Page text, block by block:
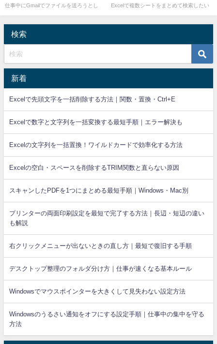
手順
仕事中にGmailでファイルを送ろうとし
25MBを超える場合は、...
Excelで複数シートをまとめて検索したい
検索
新着
Excelで先頭文字を一括削除する方法｜関数・置換・Ctrl+E
Excelで数字と文字列を一括変換する最短手順｜エラー解決も
Excelの文字列を一括置換！ワイルドカードで効率化する方法
Excelの空白・スペースを削除するTRIM関数と直らない原因
スキャンしたPDFを1つにまとめる最短手順｜Windows・Mac別
プリンターの両面印刷設定を最短で完了する方法｜長辺・短辺の違い
も解説
右クリックメニューが出ないときの直し方｜最短で復旧する手順
デスクトップ整理のフォルダ分け方｜仕事が速くなる基本ルール
Windowsでマウスポインターを大きくして見失わない設定方法
Windowsのうるさい通知をオフにする設定手順｜仕事中の集中を守る
方法